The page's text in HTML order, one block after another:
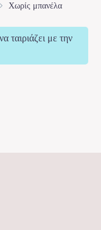
Χωρίς μπανέλα
ταιριάζει με την